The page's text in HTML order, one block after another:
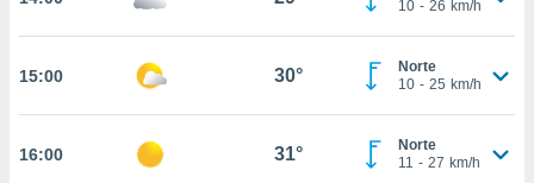
permite
coste.
botón
CONTINUAR
10 - 26 km/h
15:00 30°
Norte
10 - 25 km/h
16:00 31°
Norte
11 - 27 km/h